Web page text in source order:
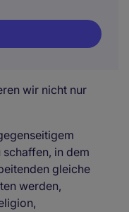
wir nicht nur
in dem
gleiche
werden,